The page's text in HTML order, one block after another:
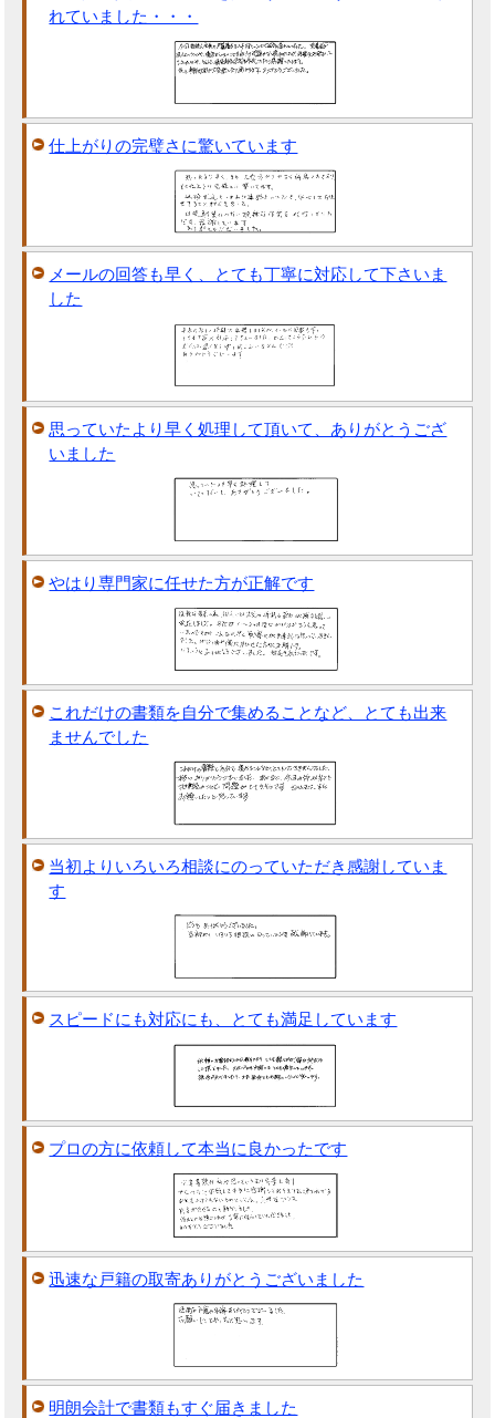
れていました・・・
仕上がりの完璧さに驚いています
メールの回答も早く、とても丁寧に対応して下さいま
した
思っていたより早く処理して頂いて、ありがとうござ
いました
やはり専門家に任せた方が正解です
これだけの書類を自分で集めることなど、とても出来
ませんでした
当初よりいろいろ相談にのっていただき感謝していま
す
スピードにも対応にも、とても満足しています
プロの方に依頼して本当に良かったです
迅速な戸籍の取寄ありがとうございました
明朗会計で書類もすぐ届きました